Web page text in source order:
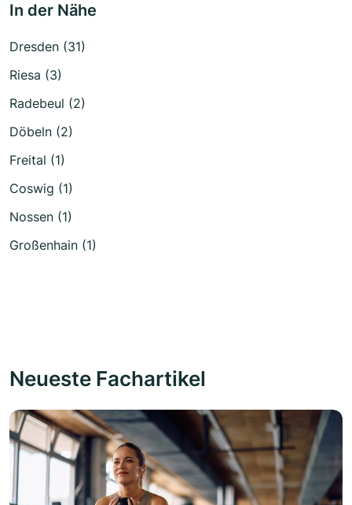
In der Nähe
Dresden (31)
Riesa (3)
Radebeul (2)
Döbeln (2)
Freital (1)
Coswig (1)
Nossen (1)
Großenhain (1)
Neueste Fachartikel